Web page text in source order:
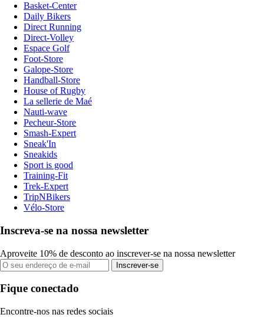
Basket-Center
Daily Bikers
Direct Running
Direct-Volley
Espace Golf
Foot-Store
Galope-Store
Handball-Store
House of Rugby
La sellerie de Maé
Nauti-wave
Pecheur-Store
Smash-Expert
Sneak'In
Sneakids
Sport is good
Training-Fit
Trek-Expert
TripNBikers
Vélo-Store
Inscreva-se na nossa newsletter
Aproveite 10% de desconto ao inscrever-se na nossa newsletter
Inscrever-se
Fique conectado
Encontre-nos nas redes sociais